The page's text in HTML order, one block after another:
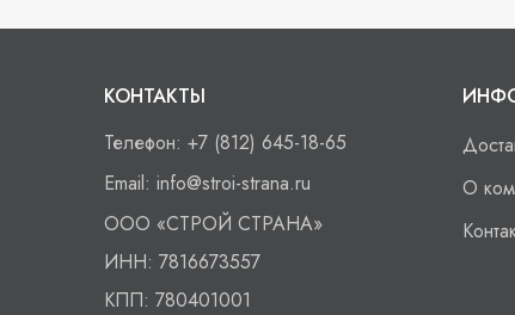
КОНТАКТЫ
Телефон: +7 (812) 645-18-65
Email: info@stroi-strana.ru
ООО «СТРОЙ СТРАНА»
ИНН: 7816673557
КПП: 780401001
О